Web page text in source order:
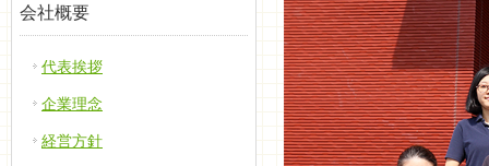
会社概要
代表挨拶
企業理念
経営方針